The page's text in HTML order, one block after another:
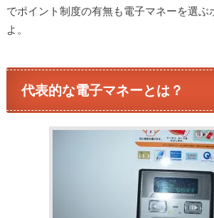
でポイント制度の有無も電子マネーを選ぶ
よ。
代表的な電子マネーとは？